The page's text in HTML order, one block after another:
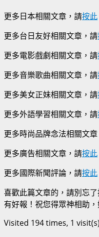
更多日本相關文章，請按此
更多台日友好相關文章，請
更多電影戲劇相關文章，請
更多音樂歌曲相關文章，請
更多美女正妹相關文章，請
更多外語學習相關文章，請
更多時尚品牌念法相關文
更多廣告相關文章，請按此
更多國際新聞評論，請按此
喜歡此篇文章的，請別忘
有好報！祝您得眾神相助
Visited 194 times, 1